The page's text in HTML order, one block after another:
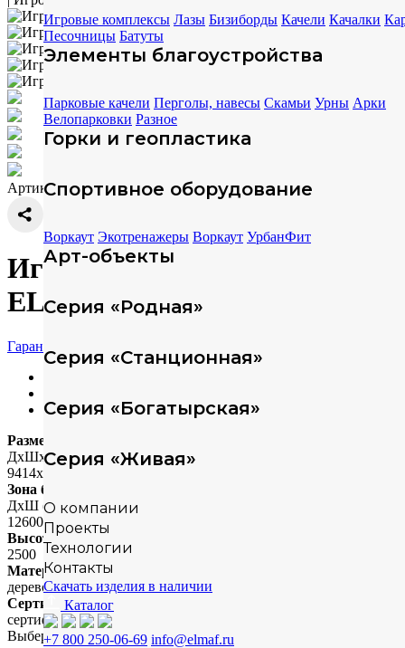
Игровые комплексы Лазы Бизиборды Качели Качалки
Песочницы Батуты
Элементы благоустройства
Парковые качели Перголы, навесы Скамьи Урны Арки
Велопарковки Разное
Горки и геопластика
Спортивное оборудование
Воркаут Экотренажеры Воркаут УрбанФит
Арт-объекты
Серия «Родная»
Серия «Станционная»
Серия «Богатырская»
Серия «Живая»
О компании
Проекты
Технологии
Контакты
Скачать изделия в наличии
Каталог
+7 800 250-06-69 info@elmaf.ru
Артикул: 93050
Игровой комплекс Дюна
ELMAF 93050
Гарантия
Скачать модели
Размеры
ДхШхВ (мм)
9414х6470х5582
Зона безопасности
ДхШ (мм)
12600х10092
Высота падения
2500
Материал
дерево + металл
Сертификация
сертифицировано
Выберите материал